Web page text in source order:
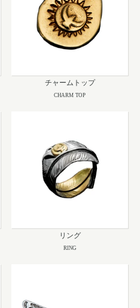
チャームトップ
CHARM TOP
リング
RING